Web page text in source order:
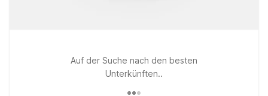
Auf der Suche nach den besten
Unterkünften..